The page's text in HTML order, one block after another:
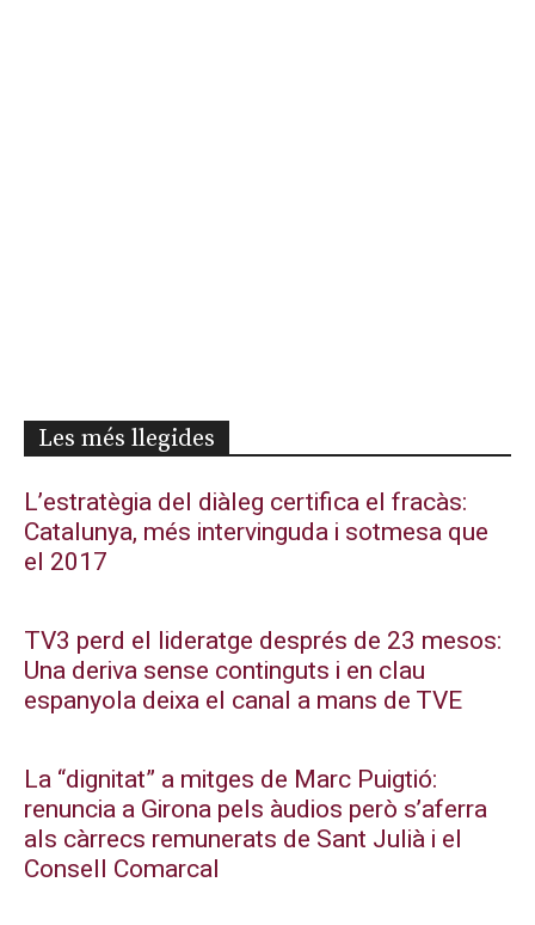
Les més llegides
L’estratègia del diàleg certifica el fracàs:
Catalunya, més intervinguda i sotmesa que
el 2017
TV3 perd el lideratge després de 23 mesos:
Una deriva sense continguts i en clau
espanyola deixa el canal a mans de TVE
La “dignitat” a mitges de Marc Puigtió:
renuncia a Girona pels àudios però s’aferra
als càrrecs remunerats de Sant Julià i el
Consell Comarcal